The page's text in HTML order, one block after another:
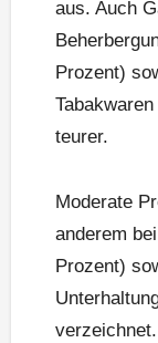
aus. Auch
Prozent)
teurer.
Moderate
anderem
Prozent)